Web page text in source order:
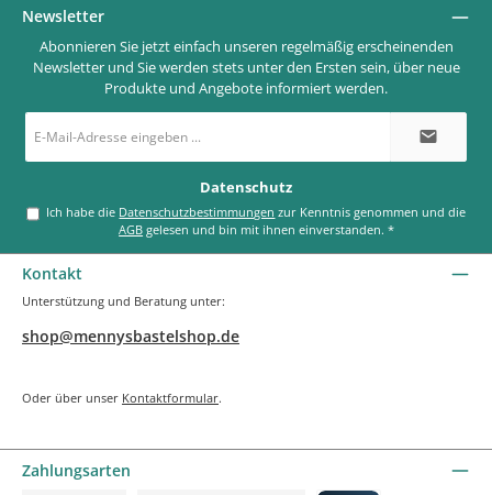
Newsletter
Abonnieren Sie jetzt einfach unseren regelmäßig erscheinenden
Newsletter und Sie werden stets unter den Ersten sein, über neue
Produkte und Angebote informiert werden.
Mail-
*
Datenschutz
Ich habe die Datenschutzbestimmungen
AGB gelesen und bin mit ihnen einverstanden.*
Kontakt
Unterstützung und Beratung unter:
shop@mennysbastelshop.de
Oder über unser Kontaktformular.
Zahlungsarten